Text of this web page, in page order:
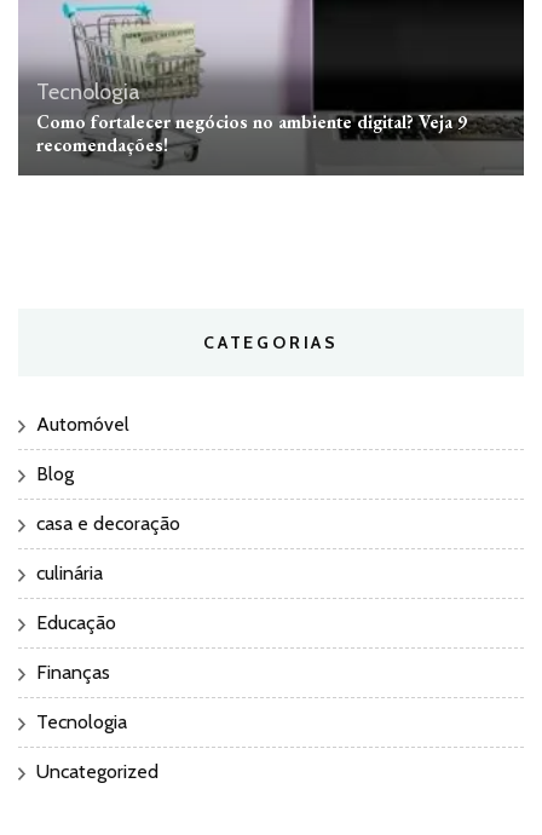
Tecnologia
Como fortalecer negócios no ambiente digital? Veja 9
recomendações!
CATEGORIAS
Automóvel
Blog
casa e decoração
culinária
Educação
Finanças
Tecnologia
Uncategorized